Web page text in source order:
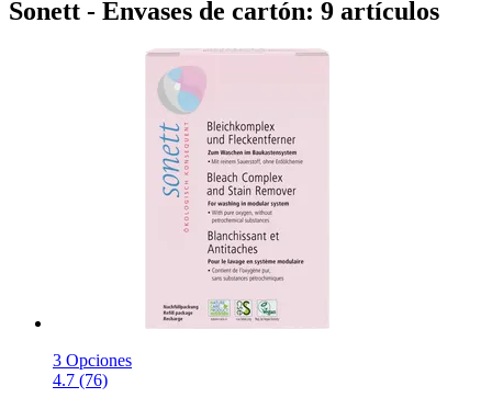
Sonett - Envases de cartón: 9 artículos
3 Opciones
4.7 (76)